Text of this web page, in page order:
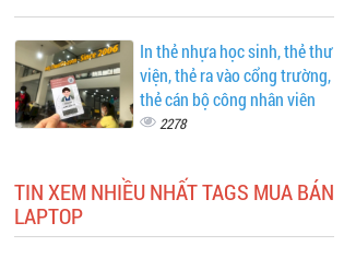
In thẻ nhựa học sinh, thẻ thư
viện, thẻ ra vào cổng trường,
thẻ cán bộ công nhân viên
2278
TIN XEM NHIỀU NHẤT TAGS MUA BÁN
LAPTOP